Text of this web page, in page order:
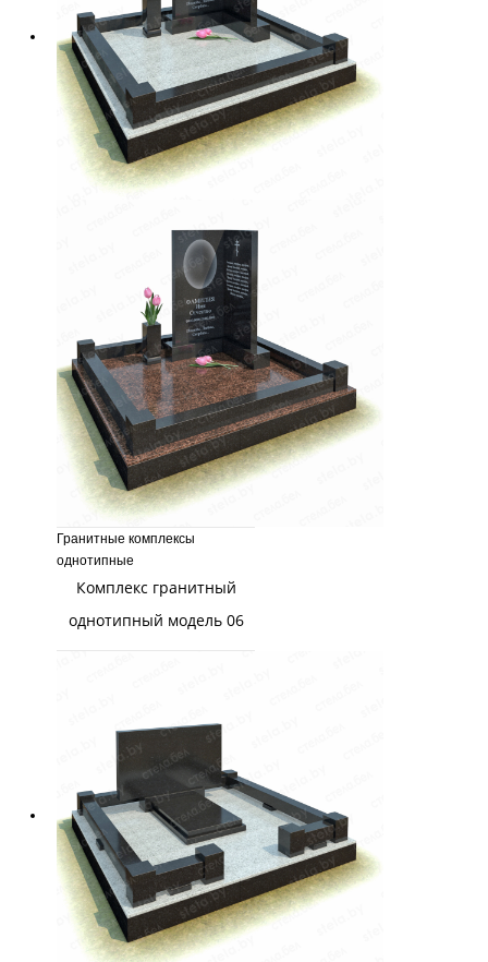
Гранитные комплексы
однотипные
Комплекс гранитный
однотипный модель 06